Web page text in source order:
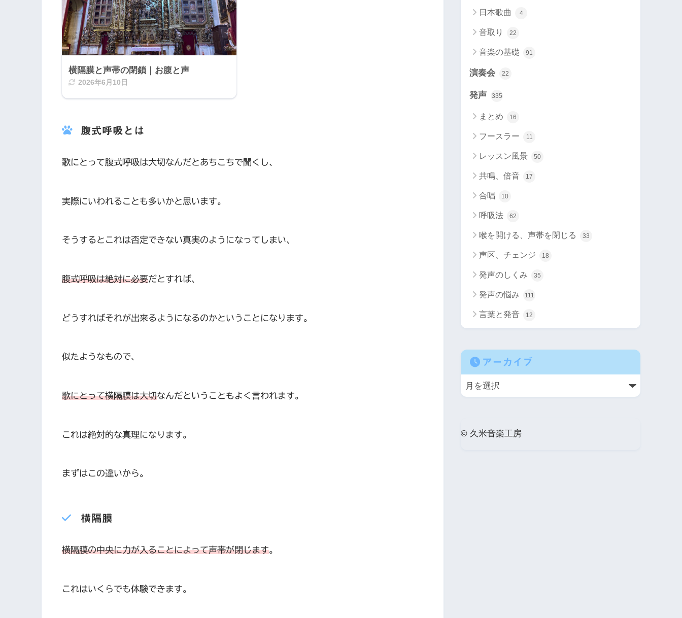
横隔膜と声帯の閉鎖｜お腹と声
2026年6月10日
腹式呼吸とは
歌にとって腹式呼吸は大切なんだとあちこちで聞くし、
実際にいわれることも多いかと思います。
そうするとこれは否定できない真実のようになってしまい、
腹式呼吸は絶対に必要だとすれば、
どうすればそれが出来るようになるのかということになります。
似たようなもので、
歌にとって横隔膜は大切なんだということもよく言われます。
これは絶対的な真理になります。
まずはこの違いから。
横隔膜
横隔膜の中央に力が入ることによって声帯が閉じます。
これはいくらでも体験できます。
日本歌曲 4
音取り 22
音楽の基礎 91
演奏会 22
発声 335
まとめ 16
フースラー 11
レッスン風景 50
共鳴、倍音 17
合唱 10
呼吸法 62
喉を開ける、声帯を閉じる 33
声区、チェンジ 18
発声のしくみ 35
発声の悩み 111
言葉と発音 12
アーカイブ
© 久米音楽工房